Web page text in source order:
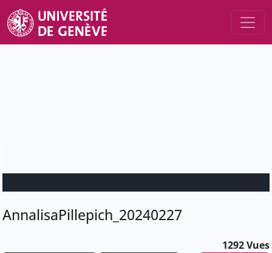
AnnalisaPillepich_20240227
1292 Vues